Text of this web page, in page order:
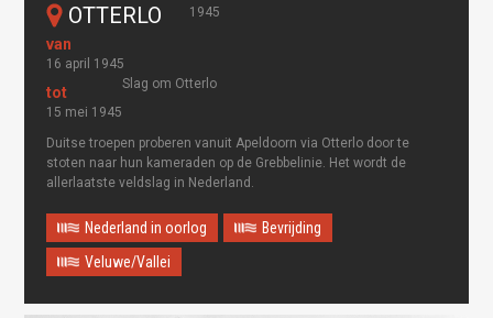
OTTERLO 1945
16 april 1945
15 mei 1945
Slag om Otterlo
Duitse troepen proberen vanuit Apeldoorn via Otterlo door te
stoten naar hun kameraden op de Grebbelinie. Het wordt de
allerlaatste veldslag in Nederland.
Nederland in oorlog
Bevrijding
Veluwe/Vallei